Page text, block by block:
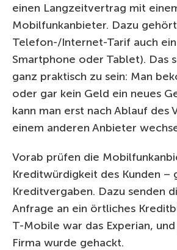
einen Langzeitvertrag mit
Mobilfunkanbieter. Dazu
Telefon-/Internet-Tarif auch
Smartphone oder Tablet). Das
ganz praktisch zu sein: Man
oder gar kein Geld ein neues
kann man erst nach Ablauf des
einem anderen Anbieter
Vorab prüfen die
Kreditwürdigkeit des Kunden –
Kreditvergaben. Dazu senden
Anfrage an ein örtliches
T-Mobile war das Experian,
Firma wurde gehackt.